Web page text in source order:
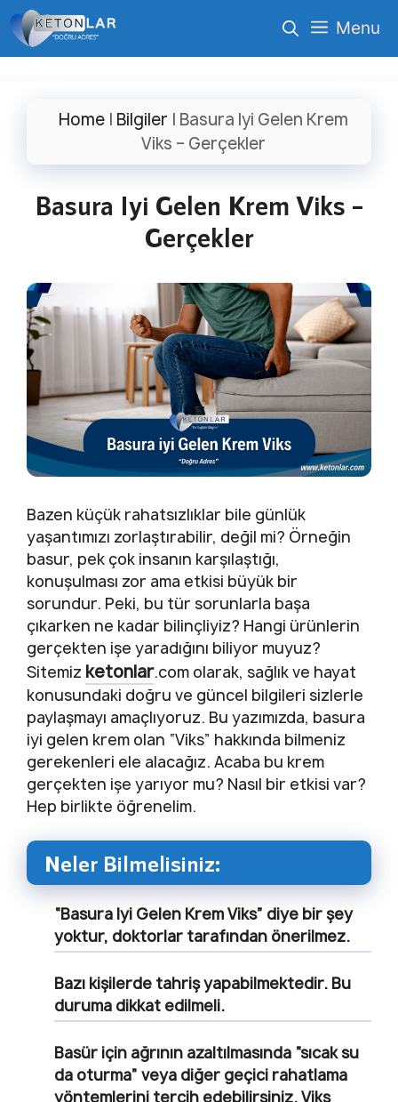
İçeriğe
atla
Menu
Home | Bilgiler | Basura Iyi Gelen Krem
Viks – Gerçekler
Basura Iyi Gelen Krem Viks –
Gerçekler
Bazen küçük rahatsızlıklar bile günlük
yaşantımızı zorlaştırabilir, değil mi? Örneğin
basur, pek çok insanın karşılaştığı,
konuşulması zor ama etkisi büyük bir
sorundur. Peki, bu tür sorunlarla başa
çıkarken ne kadar bilinçliyiz? Hangi ürünlerin
gerçekten işe yaradığını biliyor muyuz?
Sitemiz ketonlar.com olarak, sağlık ve hayat
konusundaki doğru ve güncel bilgileri sizlerle
paylaşmayı amaçlıyoruz. Bu yazımızda, basura
iyi gelen krem olan “Viks” hakkında bilmeniz
gerekenleri ele alacağız. Acaba bu krem
gerçekten işe yarıyor mu? Nasıl bir etkisi var?
Hep birlikte öğrenelim.
Neler Bilmelisiniz:
“Basura Iyi Gelen Krem Viks” diye bir şey
yoktur, doktorlar tarafından önerilmez.
Bazı kişilerde tahriş yapabilmektedir. Bu
duruma dikkat edilmeli.
Basür için ağrının azaltılmasında “sıcak su
da oturma” veya diğer geçici rahatlama
yöntemlerini tercih edebilirsiniz. Viks